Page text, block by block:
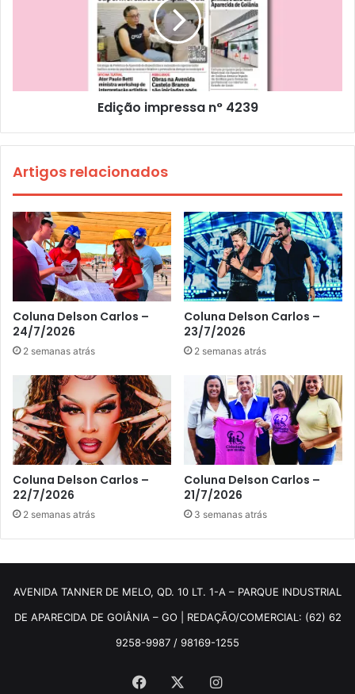
Edição impressa n° 4239
Artigos relacionados
Coluna Delson Carlos –
24/7/2026
2 semanas atrás
Coluna Delson Carlos –
23/7/2026
2 semanas atrás
Coluna Delson Carlos –
22/7/2026
2 semanas atrás
Coluna Delson Carlos –
21/7/2026
3 semanas atrás
AVENIDA TANNER DE MELO, QD. 10 LT. 1-A – PARQUE INDUSTRIAL
DE APARECIDA DE GOIÂNIA – GO | REDAÇÃO/COMERCIAL: (62) 62
9258-9987 / 98169-1255
Facebook Instagram